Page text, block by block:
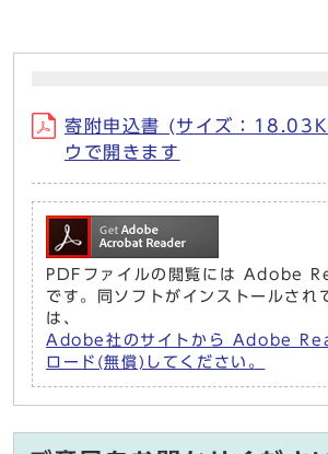
寄附申込書 (サイズ：
ウで開きます
PDFファイルの閲覧には Adobe
です。同ソフトがインストールされ
は、
Adobe社のサイトから Adobe
ロード(無償)してください。